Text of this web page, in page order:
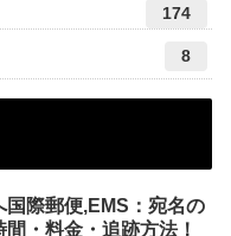
174
8
国際郵便,EMS：宛名の
・料金・追跡方法！